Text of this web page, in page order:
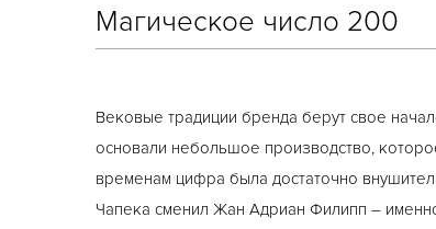
Магическое число 200
Вековые традиции бренда берут свое
основали небольшое производство,
временам цифра была достаточно
Чапека сменил Жан Адриан Филипп –